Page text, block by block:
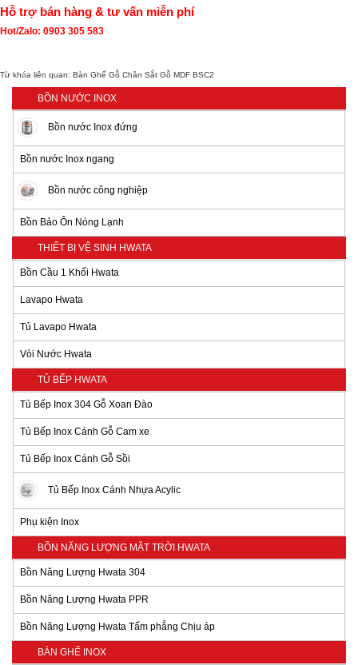
Hỗ trợ bán hàng & tư vấn miễn phí
Hot/Zalo: 0903 305 583
Từ khóa liên quan: Bàn Ghế Gỗ Chân Sắt Gỗ MDF BSC2
BỒN NƯỚC INOX
Bồn nước Inox đứng
Bồn nước Inox ngang
Bồn nước công nghiệp
Bồn Bảo Ôn Nóng Lạnh
THIẾT BỊ VỆ SINH HWATA
Bồn Cầu 1 Khối Hwata
Lavapo Hwata
Tủ Lavapo Hwata
Vòi Nước Hwata
TỦ BẾP HWATA
Tủ Bếp Inox 304 Gỗ Xoan Đào
Tủ Bếp Inox Cánh Gỗ Cam xe
Tủ Bếp Inox Cánh Gỗ Sồi
Tủ Bếp Inox Cánh Nhựa Acylic
Phụ kiện Inox
BỒN NĂNG LƯỢNG MẶT TRỜI HWATA
Bồn Năng Lượng Hwata 304
Bồn Năng Lượng Hwata PPR
Bồn Năng Lượng Hwata Tấm phẳng Chịu áp
BÀN GHẾ INOX